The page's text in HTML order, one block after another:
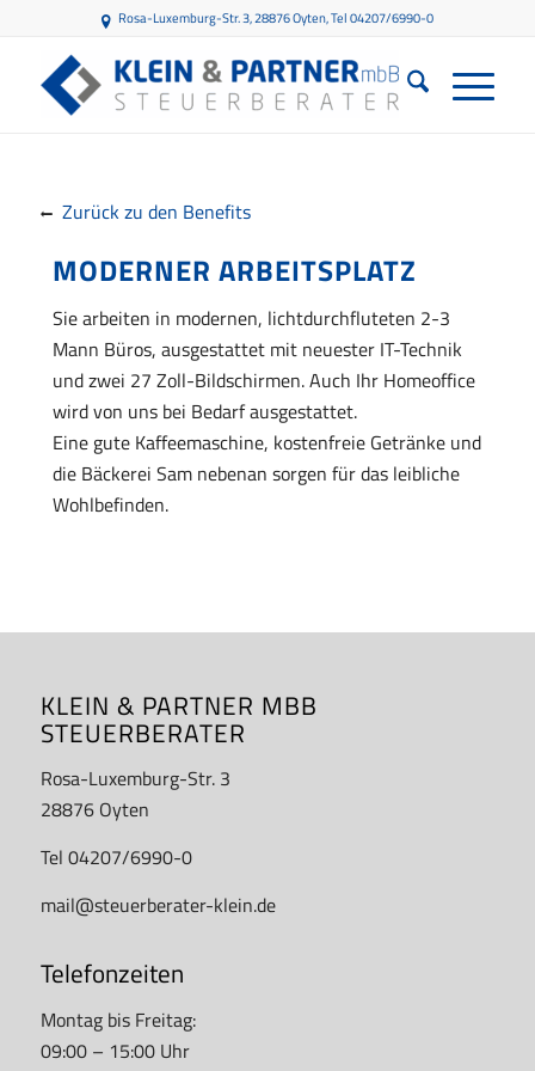
Rosa-Luxemburg-Str. 3, 28876 Oyten, Tel 04207/6990-0
Zurück zu den Benefits
MODERNER ARBEITSPLATZ
Sie arbeiten in modernen, lichtdurchfluteten 2-3
Mann Büros, ausgestattet mit neuester IT-Technik
und zwei 27 Zoll-Bildschirmen. Auch Ihr Homeoffice
wird von uns bei Bedarf ausgestattet.
Eine gute Kaffeemaschine, kostenfreie Getränke und
die Bäckerei Sam nebenan sorgen für das leibliche
Wohlbefinden.
KLEIN & PARTNER MBB
STEUERBERATER
Rosa-Luxemburg-Str. 3
28876 Oyten
Tel 04207/6990-0
mail@steuerberater-klein.de
Telefonzeiten
Montag bis Freitag:
09:00 – 15:00 Uhr